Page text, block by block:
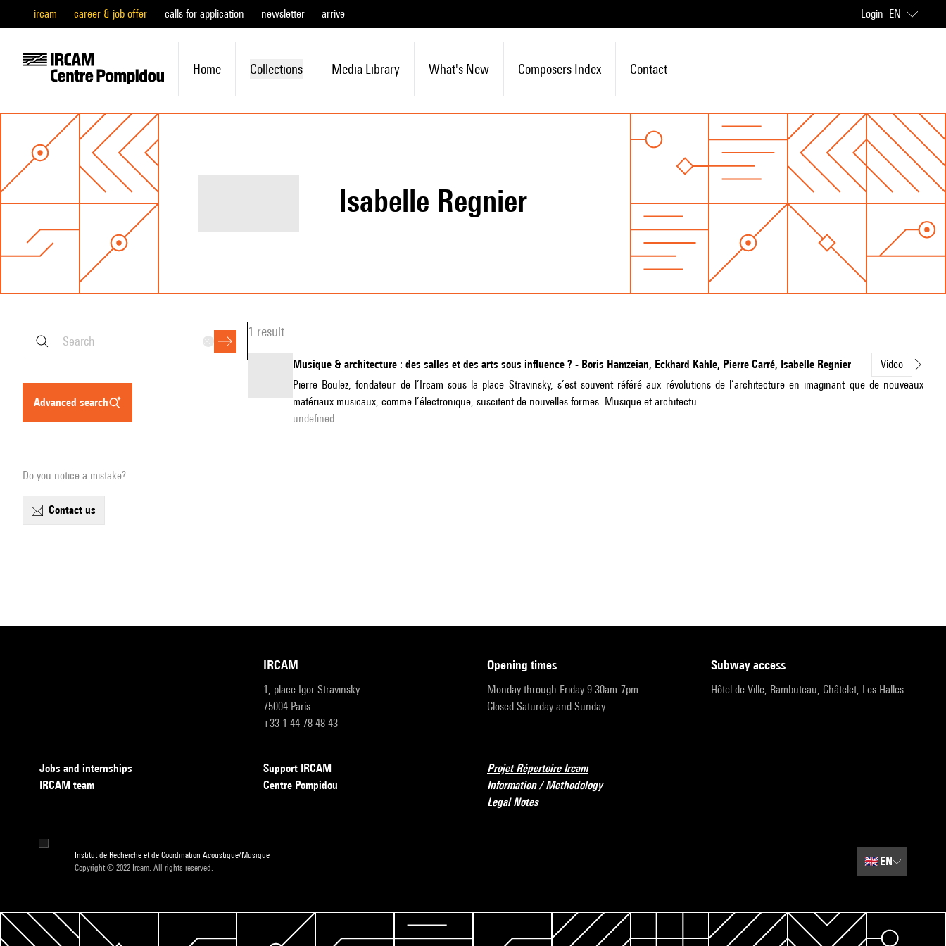
ircam career & job offer calls for application newsletter arrive Login EN
Home Collections Media Library What's New Composers Index Contact
Isabelle Regnier
advanced search
Do you notice a mistake?
contact us
1 result
Musique & architecture : des salles et des arts sous influence ? - Boris Hamzeian, Eckhard Kahle, Pierre Carré, Isabelle Regnier
Video
Pierre Boulez, fondateur de l’Ircam sous la place Stravinsky, s’est souvent référé aux révolutions de l’architecture en imaginant que de nouveaux
matériaux musicaux, comme l’électronique, suscitent de nouvelles formes. Musique et architectu
undefined
IRCAM
1, place Igor-Stravinsky
75004 Paris
+33 1 44 78 48 43
opening times
Monday through Friday 9:30am-7pm
Closed Saturday and Sunday
subway access
Hôtel de Ville, Rambuteau, Châtelet, Les Halles
Jobs and internships
IRCAM team
Support IRCAM
Centre Pompidou
Projet Répertoire Ircam
Information / Methodology
Legal Notes
Institut de Recherche et de Coordination Acoustique/Musique
Copyright © 2022 Ircam. All rights reserved.
🇬🇧EN